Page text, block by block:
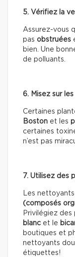
5. Vérifiez la
Assurez-vous
pas obstruées
bien. Une
de polluants.
6. Misez sur
Certaines
Boston et les
certaines
n’est pas
7. Utilisez des
Les
(composés
Privilégiez
blanc et le
boutiques et
nettoyants
étiquettes!